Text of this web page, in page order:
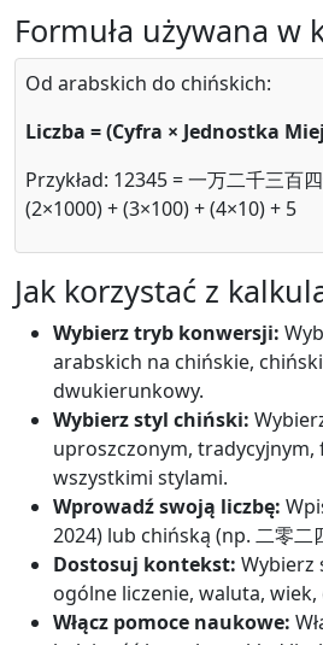
Formuła używana w
Od arabskich do chińskich:
Liczba = (Cyfra × Jednostka
Przykład: 12345 = 一万二千三百
(2×1000) + (3×100) + (4×10) + 5
Jak korzystać z
Wybierz tryb konwersji:
arabskich na chińskie,
dwukierunkowy.
Wybierz styl chiński:
uproszczonym,
wszystkimi stylami.
Wprowadź swoją liczbę:
2024) lub chińską (np. 二零二
Dostosuj kontekst: Wybierz
ogólne liczenie, waluta,
Włącz pomoce naukowe: